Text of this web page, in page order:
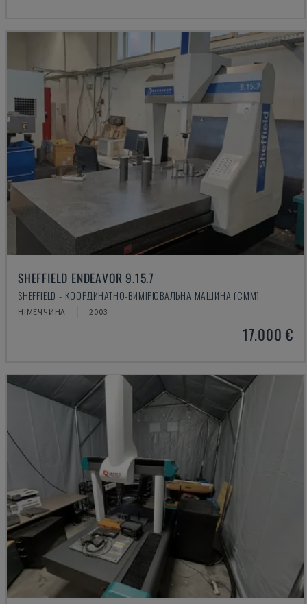
SHEFFIELD ENDEAVOR 9.15.7
SHEFFIELD - КООРДИНАТНО-ВИМІРЮВАЛЬНА МАШИНА (CMM)
НІМЕЧЧИНА 2003
17.000 €